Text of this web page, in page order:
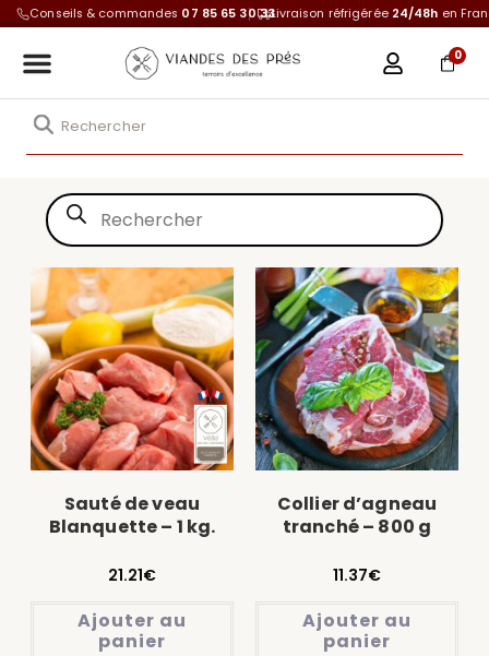
Conseils & commandes 07 85 65 30 33Livraison réfrigérée 24/48h en
0
Sauté de veau
Blanquette – 1 kg.
21.21€
Ajouter au
panier
Collier d’agneau
tranché – 800 g
11.37€
Ajouter au
panier